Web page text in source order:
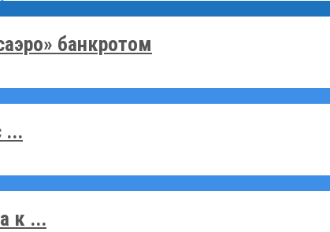
банкротом
...
к ...